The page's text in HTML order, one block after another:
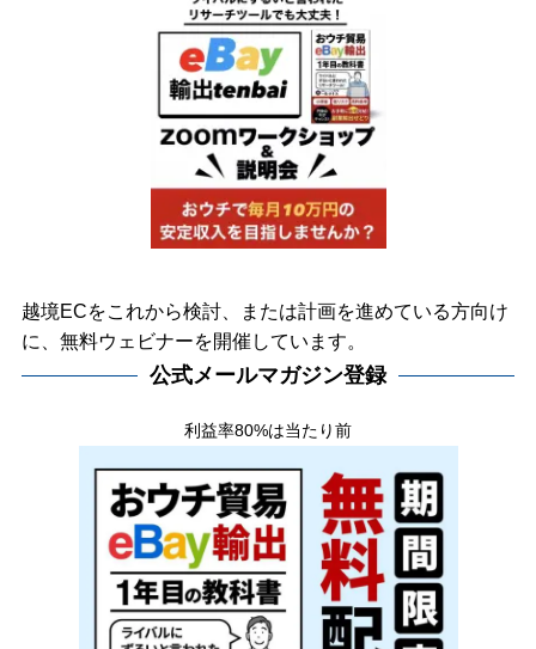
越境ECをこれから検討、または計画を進めている方向け
に、無料ウェビナーを開催しています。
公式メールマガジン登録
利益率80%は当たり前